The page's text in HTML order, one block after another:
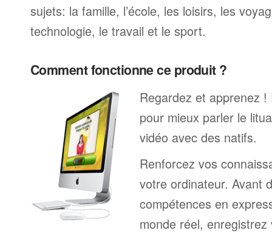
sujets: la famille, l’école, les loisirs, les
technologie, le travail et le sport.
Comment fonctionne ce produit ?
Regardez et apprenez
pour mieux parler le
vidéo avec des natifs.
Renforcez vos
votre ordinateur. Avant
compétences en
monde réel,